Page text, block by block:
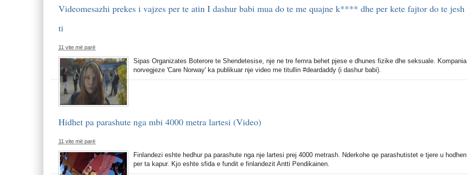
Videomesazhi prekes i vajzes per te atin I dashur babi mua do te me quajne k**** dhe per kete fajtor do te jesh
ti
11 vite më parë
Sipas Organizates Boterore te Shendetesise, nje ne tre femra behet pjese e dhunes fizike dhe seksuale. Kompania
norvegjeze 'Care Norway' ka publikuar nje video me titullin #deardaddy (i dashur babi).
Hidhet pa parashute nga mbi 4000 metra lartesi (Video)
11 vite më parë
Finlandezi eshte hedhur pa parashute nga nje lartesi prej 4000 metrash. Nderkohe qe parashutistet e tjere u hodhen
per ta kapur. Kjo eshte sfida e fundit e finlandezit Antti Pendikainen.